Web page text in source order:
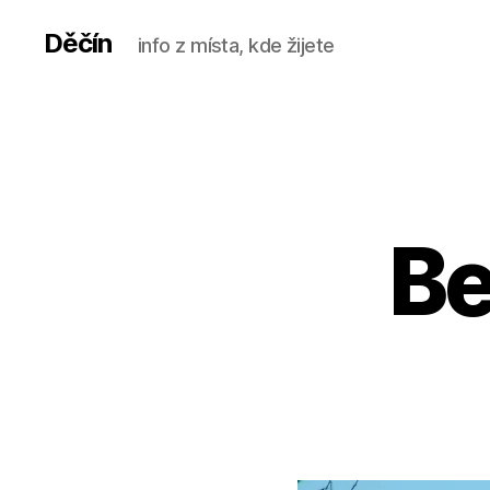
Děčín info z místa, kde žijete